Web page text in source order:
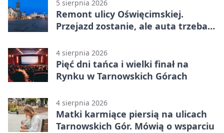
5 sierpnia 2026
Remont ulicy Oświęcimskiej.
Przejazd zostanie, ale auta trzeba
4 sierpnia 2026
Pięć dni tańca i wielki finał na
Rynku w Tarnowskich Górach
4 sierpnia 2026
Matki karmiące piersią na ulicach
Tarnowskich Gór. Mówią o wsparciu